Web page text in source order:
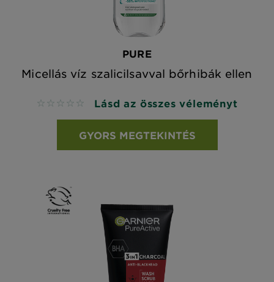
PURE
Micellás víz szalicilsavval bőrhibák ellen
No reviews Lásd az összes véleményt
GYORS MEGTEKINTÉS